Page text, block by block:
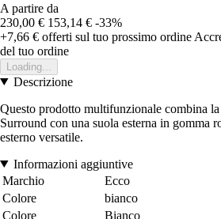
A partire da
230,00 € 153,14 € -33%
+7,66 € offerti sul tuo prossimo ordine
del tuo ordine
Loading...
Descrizione
Questo prodotto multifunzionale combina
Surround con una suola esterna in gomma
esterno versatile.
Informazioni aggiuntive
Marchio
Ecco
Colore
bianco
Colore
Bianco